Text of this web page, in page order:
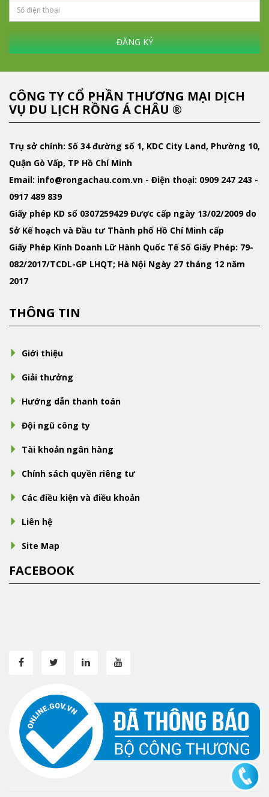
ĐĂNG KÝ
CÔNG TY CỔ PHẦN THƯƠNG MẠI DỊCH
VỤ DU LỊCH RỒNG Á CHÂU ®
Trụ sở chính: Số 34 đường số 1, KDC City Land, Phường 10,
Quận Gò Vấp, TP Hồ Chí Minh
Email: info@rongachau.com.vn - Điện thoại: 0909 247 243 -
0917 489 839
Giấy phép KD số 0307259429 Được cấp ngày 13/02/2009 do
Sở Kế hoạch và Đầu tư Thành phố Hồ Chí Minh cấp
Giấy Phép Kinh Doanh Lữ Hành Quốc TếSố Giấy Phép: 79-
082/2017/TCDL-GP LHQT; Hà Nội Ngày 27 tháng 12 năm
2017
THÔNG TIN
Giới thiệu
Giải thưởng
Hướng dẫn thanh toán
Đội ngũ công ty
Tài khoản ngân hàng
Chính sách quyền riêng tư
Các điều kiện và điều khoản
Liên hệ
Site Map
FACEBOOK